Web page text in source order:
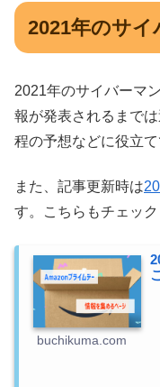
2021年のサイ
2021年のサイバーマ
報が発表されるまで
程の予想などに役立て
また、記事更新時は
す。こちらもチェック
buchikuma.com